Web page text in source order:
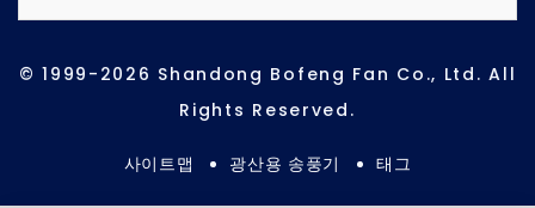
© 1999-2026 Shandong Bofeng Fan Co., Ltd. All
Rights Reserved.
사이트맵 광산용 송풍기 태그